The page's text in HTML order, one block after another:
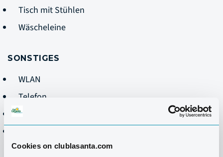
Cookies on clublasanta.com
Tisch mit Stühlen
Wäscheleine
SONSTIGES
WLAN
Telefon
Safe
inbegriffen